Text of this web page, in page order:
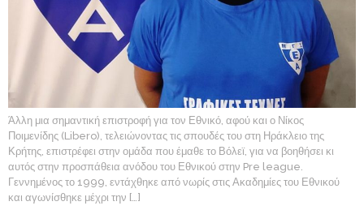
Άλλη μια σημαντική επιστροφή για τον Εθνικό, αφού και ο Νίκος
Ποιμενίδης (Libero), τελειώνοντας τις σπουδές του στη Ηράκλειο της
Κρήτης, επιστρέφει στην ομάδα που έμαθε το Βόλεϊ, για να βοηθήσει κι
αυτός στην προσπάθεια ανόδου του Εθνικού στην Pre league.
Γεννημένος το 1999, εντάχθηκε από νωρίς στις Ακαδημίες του Εθνικού
και αγωνίσθηκε μέχρι την […]